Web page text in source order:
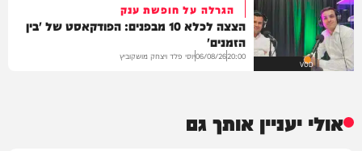
VOD
הגרלה על חופשת ענק
הצצה לכלא 10 מבפנים: הפודקאסט של 'בין
הזמנים'
20:00
06/08/26יוסי פלד ויצחק מושקוביץ
אולי יעניין אותך גם